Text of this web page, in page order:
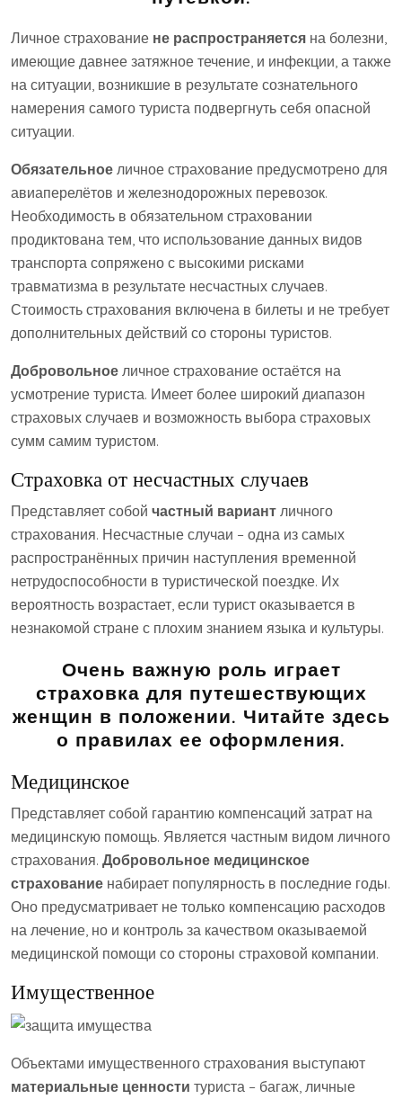
Личное страхование не распространяется на болезни,
имеющие давнее затяжное течение, и инфекции, а также
на ситуации, возникшие в результате сознательного
намерения самого туриста подвергнуть себя опасной
ситуации.
Обязательное личное страхование предусмотрено для
авиаперелётов и железнодорожных перевозок.
Необходимость в обязательном страховании
продиктована тем, что использование данных видов
транспорта сопряжено с высокими рисками
травматизма в результате несчастных случаев.
Стоимость страхования включена в билеты и не требует
дополнительных действий со стороны туристов.
Добровольное личное страхование остаётся на
усмотрение туриста. Имеет более широкий диапазон
страховых случаев и возможность выбора страховых
сумм самим туристом.
Страховка от несчастных случаев
Представляет собой частный вариант личного
страхования. Несчастные случаи – одна из самых
распространённых причин наступления временной
нетрудоспособности в туристической поездке. Их
вероятность возрастает, если турист оказывается в
незнакомой стране с плохим знанием языка и культуры.
Очень важную роль играет
страховка для путешествующих
женщин в положении. Читайте здесь
о правилах ее оформления.
Медицинское
Представляет собой гарантию компенсаций затрат на
медицинскую помощь. Является частным видом личного
страхования. Добровольное медицинское
страхование набирает популярность в последние годы.
Оно предусматривает не только компенсацию расходов
на лечение, но и контроль за качеством оказываемой
медицинской помощи со стороны страховой компании.
Имущественное
Объектами имущественного страхования выступают
материальные ценности туриста – багаж, личные